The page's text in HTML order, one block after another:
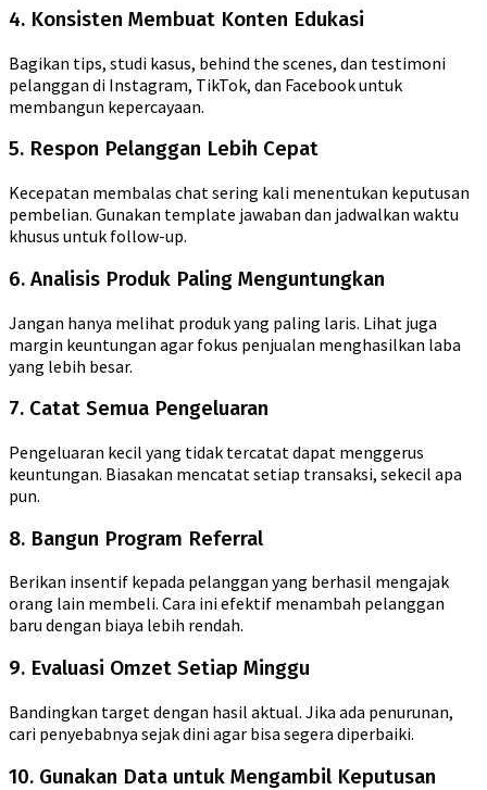
4. Konsisten Membuat Konten Edukasi
Bagikan tips, studi kasus, behind the scenes, dan testimoni
pelanggan di Instagram, TikTok, dan Facebook untuk
membangun kepercayaan.
5. Respon Pelanggan Lebih Cepat
Kecepatan membalas chat sering kali menentukan keputusan
pembelian. Gunakan template jawaban dan jadwalkan waktu
khusus untuk follow-up.
6. Analisis Produk Paling Menguntungkan
Jangan hanya melihat produk yang paling laris. Lihat juga
margin keuntungan agar fokus penjualan menghasilkan laba
yang lebih besar.
7. Catat Semua Pengeluaran
Pengeluaran kecil yang tidak tercatat dapat menggerus
keuntungan. Biasakan mencatat setiap transaksi, sekecil apa
pun.
8. Bangun Program Referral
Berikan insentif kepada pelanggan yang berhasil mengajak
orang lain membeli. Cara ini efektif menambah pelanggan
baru dengan biaya lebih rendah.
9. Evaluasi Omzet Setiap Minggu
Bandingkan target dengan hasil aktual. Jika ada penurunan,
cari penyebabnya sejak dini agar bisa segera diperbaiki.
10. Gunakan Data untuk Mengambil Keputusan